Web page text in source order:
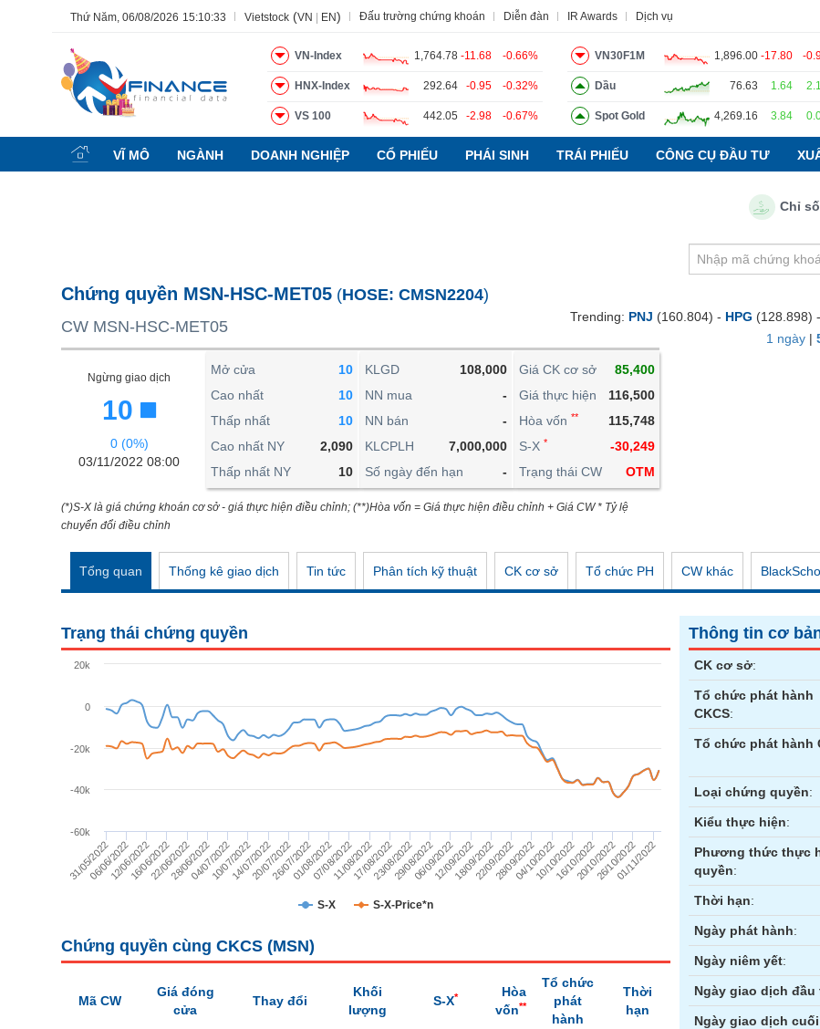
Thứ Năm, 06/08/2026 15:10:34 Vietstock (VN EN) Đấu trường chứng khoán Diễn đàn IR Awards Dịch vụ
VN-Index 1,764.78 -11.68 -0.66%
HNX-Index 292.64 -0.95 -0.32%
VS 100 442.05 -2.98 -0.67%
VN30F1M 1,896.00 -17.80 -
Dầu 76.63 1.64
Spot Gold 4,269.16 3.84
VĨ MÔ NGÀNH DOANH NGHIỆP CỔ PHIẾU PHÁI SINH TRÁI PHIẾU CÔNG CỤ ĐẦU TƯ
Chỉ số
Chứng quyền MSN-HSC-MET05 (HOSE: CMSN2204)
CW MSN-HSC-MET05
Ngừng giao dịch
10
0 (0%)
03/11/2022 08:00
Mở cửa
10
Cao nhất
10
Thấp nhất
10
Cao nhất NY
2,090
Thấp nhất NY
10
KLGD
108,000
NN mua
-
NN bán
-
KLCPLH
7,000,000
Số ngày đến hạn
-
Giá CK cơ sở
85,400
Giá thực hiện
116,500
Hòa vốn **
115,748
S-X *
-30,249
Trạng thái CW
OTM
(*)S-X là giá chứng khoán cơ sở - giá thực hiện điều chỉnh; (**)Hòa vốn = Giá thực hiện điều chỉnh + Giá CW * Tỷ lệ
chuyển đổi điều chỉnh
Trending: PNJ (160.804) - HPG (128.898) -
1 ngày |
Tổng quan Thống kê giao dịch Tin tức Phân tích kỹ thuật CK cơ sở Tổ chức PH CW khác
Trạng thái chứng quyền
S-X S-X-Price*n
31/05/2022
06/06/202212/06/202216/06/202222/06/202228/06/202204/07/202210/07/202214/07/202220/07/202226/07/202201/08/202207/08/202211/08/202217/08/202223/08/202229/08/202206/09/202212/09/202218/09/202222/09/202228/09/202204/10/202210/10/202216/10/202220/10/202226/10/202201/11/2022
-60k
-40k
-20k
0
20k
Chứng quyền cùng CKCS (MSN)
Mã CW
Giá đóng
cửa
Thay đổi
Khối
lượng
S-X*
Hòa
vốn**
Tổ chức
phát
hành
Thời
hạn
Thông tin cơ
CK cơ sở:
Tổ chức phát hành
CKCS:
Tổ chức phát hành
Loại chứng quyền:
Kiểu thực hiện:
Phương thức thực
quyền:
Thời hạn:
Ngày phát hành:
Ngày niêm yết:
Ngày giao dịch đầu
Ngày giao dịch cuối
Tính năng Ngành Mã chứng khoán Lãnh đạo Tin tức Báo cáo phân tích Thuật ngữ Dịch vụ
BẤT ĐỘNG SẢN
TÀI CHÍNH
KINH TẾ
THẾ GIỚI
ĐÔNG DƯƠNG
PHÂN TÍCH
PHÁI SINH
TRÁI PHIẾU
CÔNG CỤ ĐẦU TƯ
XUẤT DỮ LIỆU
TIN MỚI
VS-SECTOR
NGUYÊN VẬT LIỆU
TIÊU DÙNG KHÔNG THIẾT YẾU
TIÊU DÙNG THIẾT YẾU
CHĂM SÓC SỨC KHỎE
CÔNG NGHỆ THÔNG TIN
BẤT ĐỘNG SẢN